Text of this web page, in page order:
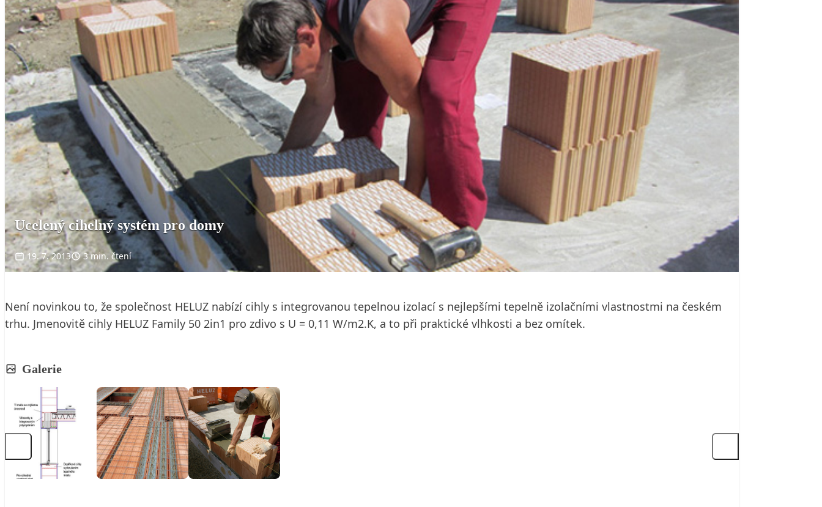
Ucelený cihelný systém pro domy
19. 7. 2013 3 min. čtení
Není novinkou to, že společnost HELUZ nabízí cihly s integrovanou tepelnou izolací s nejlepšími tepelně izolačními vlastnostmi na českém
trhu. Jmenovitě cihly HELUZ Family 50 2in1 pro zdivo s U = 0,11 W/m2.K, a to při praktické vlhkosti a bez omítek.
Galerie